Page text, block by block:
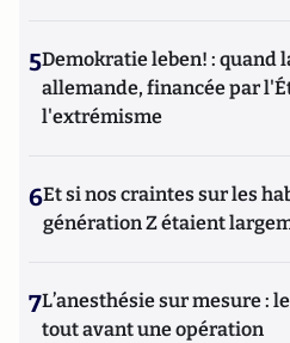
5Demokratie leben! : quand
allemande, financée par
l'extrémisme
6Et si nos craintes sur les
génération Z étaient
7L’anesthésie sur mesure :
tout avant une opération